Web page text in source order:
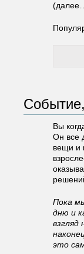
Вы
Он все
вещи и
Пока
дню и
взгляд
это